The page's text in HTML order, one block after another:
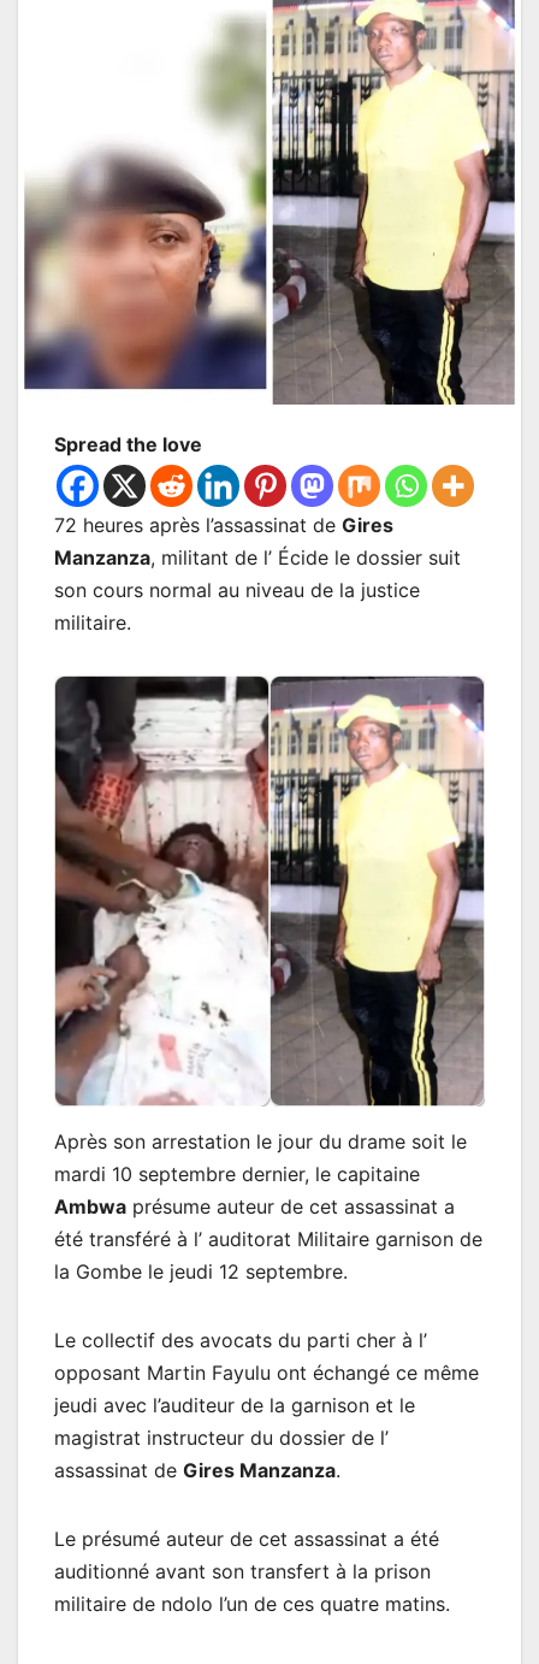
Spread the love
72 heures après l’assassinat de Gires
Manzanza, militant de l’ Écide le dossier suit
son cours normal au niveau de la justice
militaire.
Après son arrestation le jour du drame soit le
mardi 10 septembre dernier, le capitaine
Ambwa présume auteur de cet assassinat a
été transféré à l’ auditorat Militaire garnison de
la Gombe le jeudi 12 septembre.
Le collectif des avocats du parti cher à l’
opposant Martin Fayulu ont échangé ce même
jeudi avec l’auditeur de la garnison et le
magistrat instructeur du dossier de l’
assassinat de Gires Manzanza.
Le présumé auteur de cet assassinat a été
auditionné avant son transfert à la prison
militaire de ndolo l’un de ces quatre matins.